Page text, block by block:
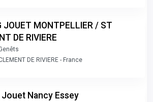
JOUET MONTPELLIER / ST
DE RIVIERE
DE RIVIERE - France
Jouet Nancy Essey